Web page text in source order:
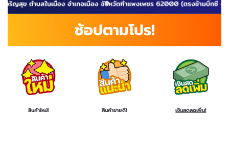
ช้อปตามโปร!
สินค้าใหม่! สินค้าขายดี! เงินสดลดเพิ่ม!